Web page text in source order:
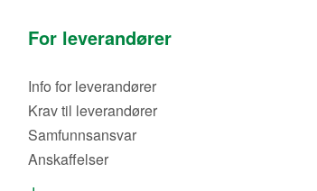
For leverandører
Info for leverandører
Krav til leverandører
Samfunnsansvar
Anskaffelser
Avtaledokumenter